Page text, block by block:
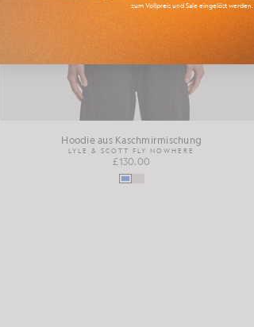
Hoodie aus Kaschmirmischung
LYLE & SCOTT FLY NOWHERE
£130.00
zum Vollpreis und Sale eingelöst werden.